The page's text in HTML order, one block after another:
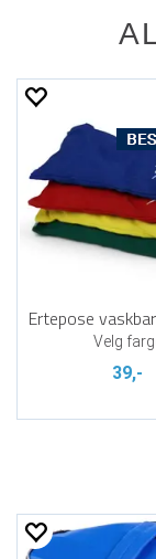
Ertepose
Velg
39,-